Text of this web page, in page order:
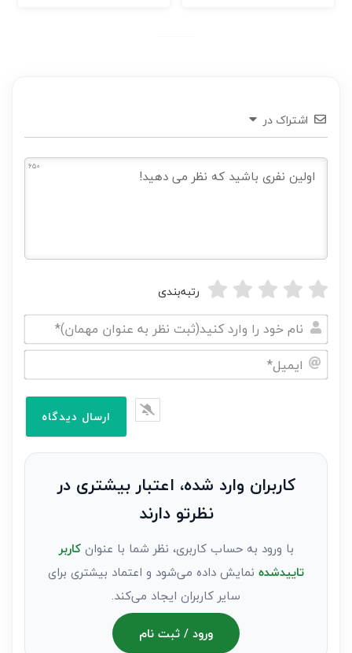
اشتراک در
650
رتبه‌بندی
نام
خود
نظر
کاربران وارد شده، اعتبار بیشتری در
نظرتو دارند
با ورود به حساب کاربری، نظر شما با عنوانکاربر
تاییدشده نمایش داده می‌شود و اعتماد بیشتری برای
سایر کاربران ایجاد می‌کند.
ورود / ثبت نام